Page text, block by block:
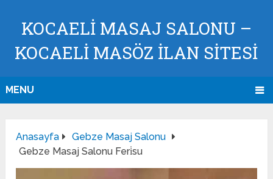
KOCAELI MASAJ SALONU –
KOCAELI MASÖZ İLAN SİTESİ
MENU
Anasayfa
Gebze Masaj Salonu
Gebze Masaj Salonu Feri̇su